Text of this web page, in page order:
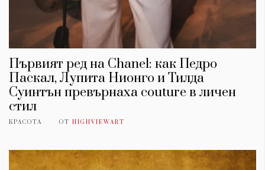
Първият ред на Chanel: как Педро
Паскал, Лупита Нионго и Тилда
Суинтън превърнаха couture в личен
стил
КРАСОТА ОТ HIGHVIEWART